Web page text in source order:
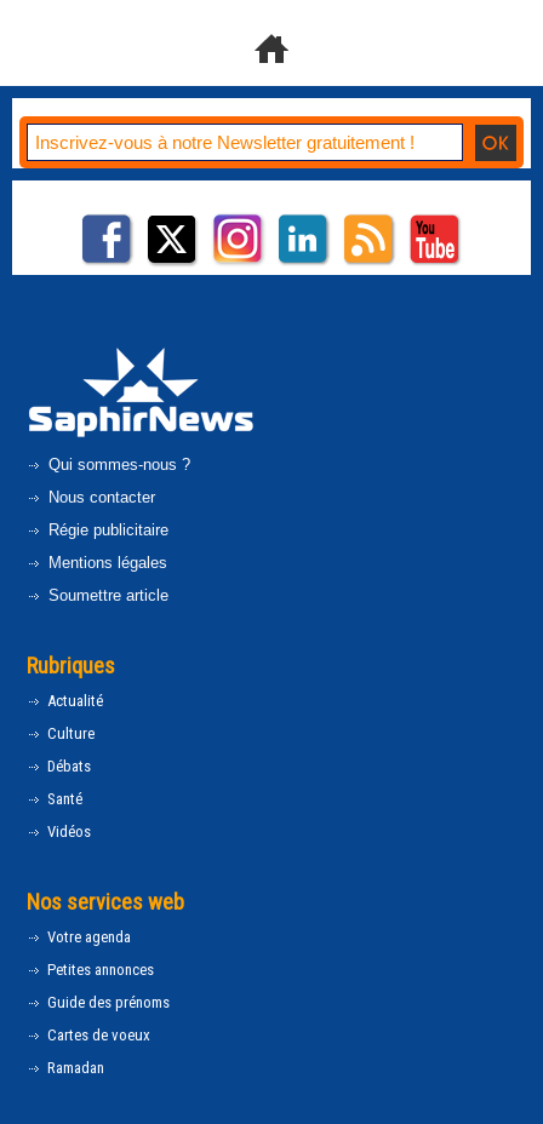
Qui sommes-nous ?
Nous contacter
Régie publicitaire
Mentions légales
Soumettre article
Rubriques
Actualité
Culture
Débats
Santé
Vidéos
Nos services web
Votre agenda
Petites annonces
Guide des prénoms
Cartes de voeux
Ramadan